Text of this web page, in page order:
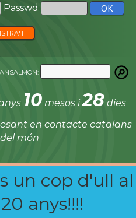
Passwd
10mesos i28 dies
en contacte catalans
món
un cop d'ull al
anys!!!!